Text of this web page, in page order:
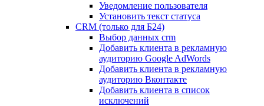
Уведомление пользователя
Установить текст статуса
CRM (только для Б24)
Выбор данных crm
Добавить клиента в рекламную
аудиторию Google AdWords
Добавить клиента в рекламную
аудиторию Вконтакте
Добавить клиента в список
исключений